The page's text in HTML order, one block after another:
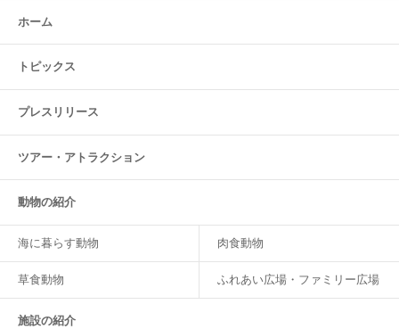
ホーム
トピックス
プレスリリース
ツアー・ アトラクション
動物の紹介
海に暮らす動物 肉食動物
草食動物 ふれあい広場・ファミリー広場
施設の紹介